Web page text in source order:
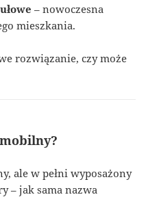
– nowoczesna
mieszkania.
rozwiązanie, czy może
ale w pełni wyposażony
– jak sama nazwa